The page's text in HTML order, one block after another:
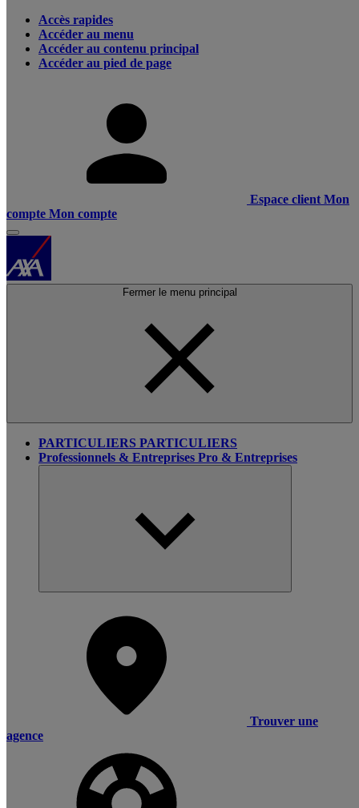
Accès rapides
Accéder au menu
Accéder au contenu principal
Accéder au pied de page
Espace client Mon
compte Mon compte
Fermer le menu principal
PARTICULIERS PARTICULIERS
Professionnels & Entreprises Pro & Entreprises
Trouver une
agence